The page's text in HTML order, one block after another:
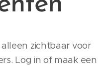
zichtbaar voor
Log in of maak een